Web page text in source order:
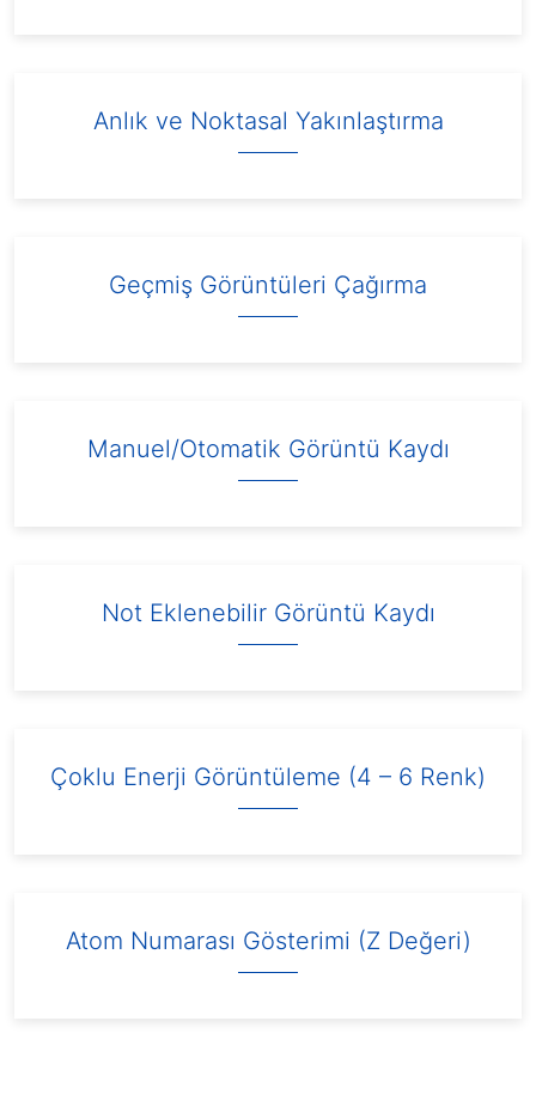
Anlık ve Noktasal Yakınlaştırma
Geçmiş Görüntüleri Çağırma
Manuel/Otomatik Görüntü Kaydı
Not Eklenebilir Görüntü Kaydı
Çoklu Enerji Görüntüleme (4 – 6 Renk)
Atom Numarası Gösterimi (Z Değeri)